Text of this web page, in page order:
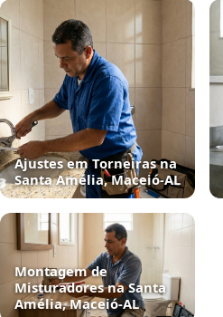
Ajustes em Torneiras na
Santa Amélia, Maceió‑AL
Montagem de
Misturadores na Santa
Amélia, Maceió‑AL